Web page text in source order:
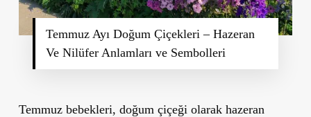
Temmuz Ayı Doğum Çiçekleri – Hazeran
Ve Nilüfer Anlamları ve Sembolleri
Temmuz bebekleri, doğum çiçeği olarak hazeran